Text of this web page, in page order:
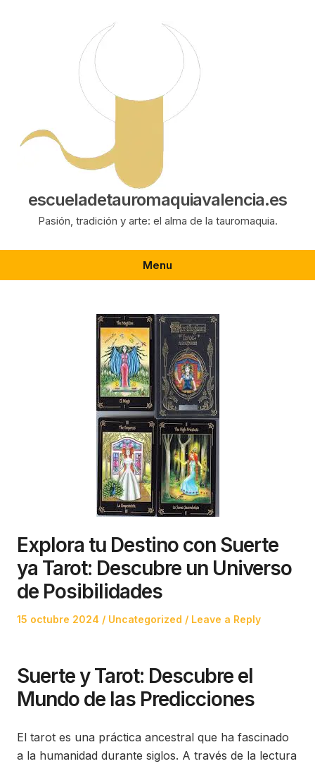
escueladetauromaquiavalencia.es
Pasión, tradición y arte: el alma de la tauromaquia.
Menu
Explora tu Destino con Suerte
ya Tarot: Descubre un Universo
de Posibilidades
Posted
15 octubre 2024
Posted
Uncategorized Leave a Reply
Suerte y Tarot: Descubre el
Mundo de las Predicciones
El tarot es una práctica ancestral que ha fascinado
a la humanidad durante siglos. A través de la lectura